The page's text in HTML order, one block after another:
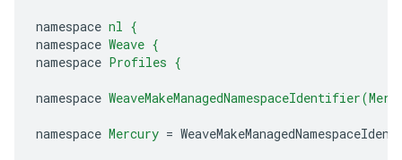
namespace nl {
namespace Weave {
namespace Profiles {
namespace
namespace Mercury =